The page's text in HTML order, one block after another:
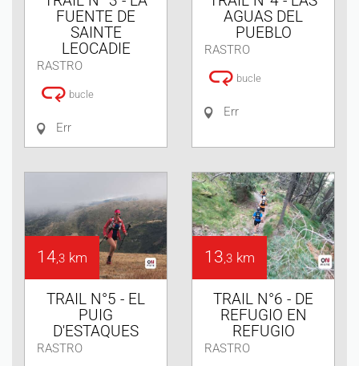
FUENTE DE
SAINTE
LEOCADIE
RASTRO
bucle
Err
AGUAS DEL
PUEBLO
RASTRO
bucle
Err
14,3 km
TRAIL N°5 - EL
PUIG
D'ESTAQUES
RASTRO
13,3 km
TRAIL N°6 - DE
REFUGIO EN
REFUGIO
RASTRO